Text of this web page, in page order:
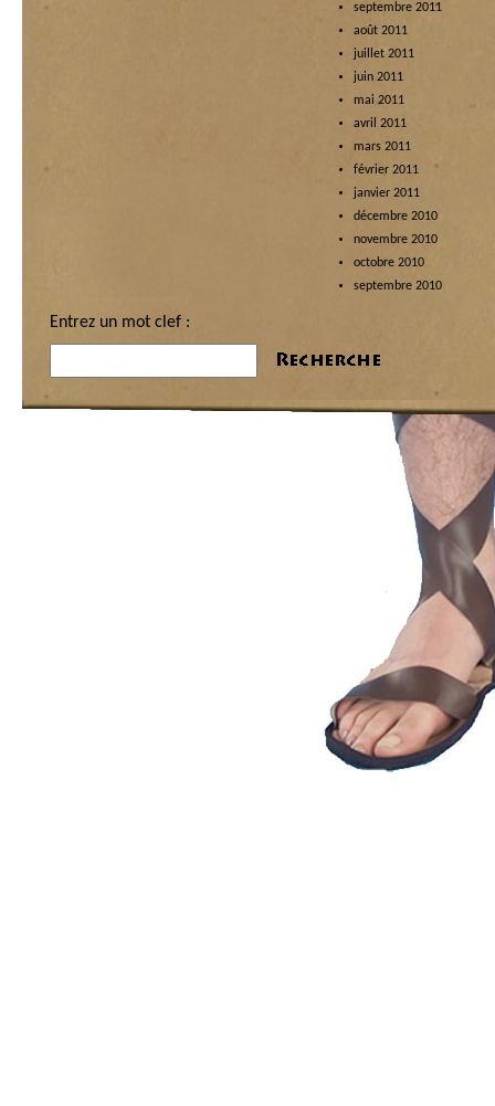
septembre 2011
août 2011
juillet 2011
juin 2011
mai 2011
avril 2011
mars 2011
février 2011
janvier 2011
décembre 2010
novembre 2010
octobre 2010
septembre 2010
Entrez un mot clef :